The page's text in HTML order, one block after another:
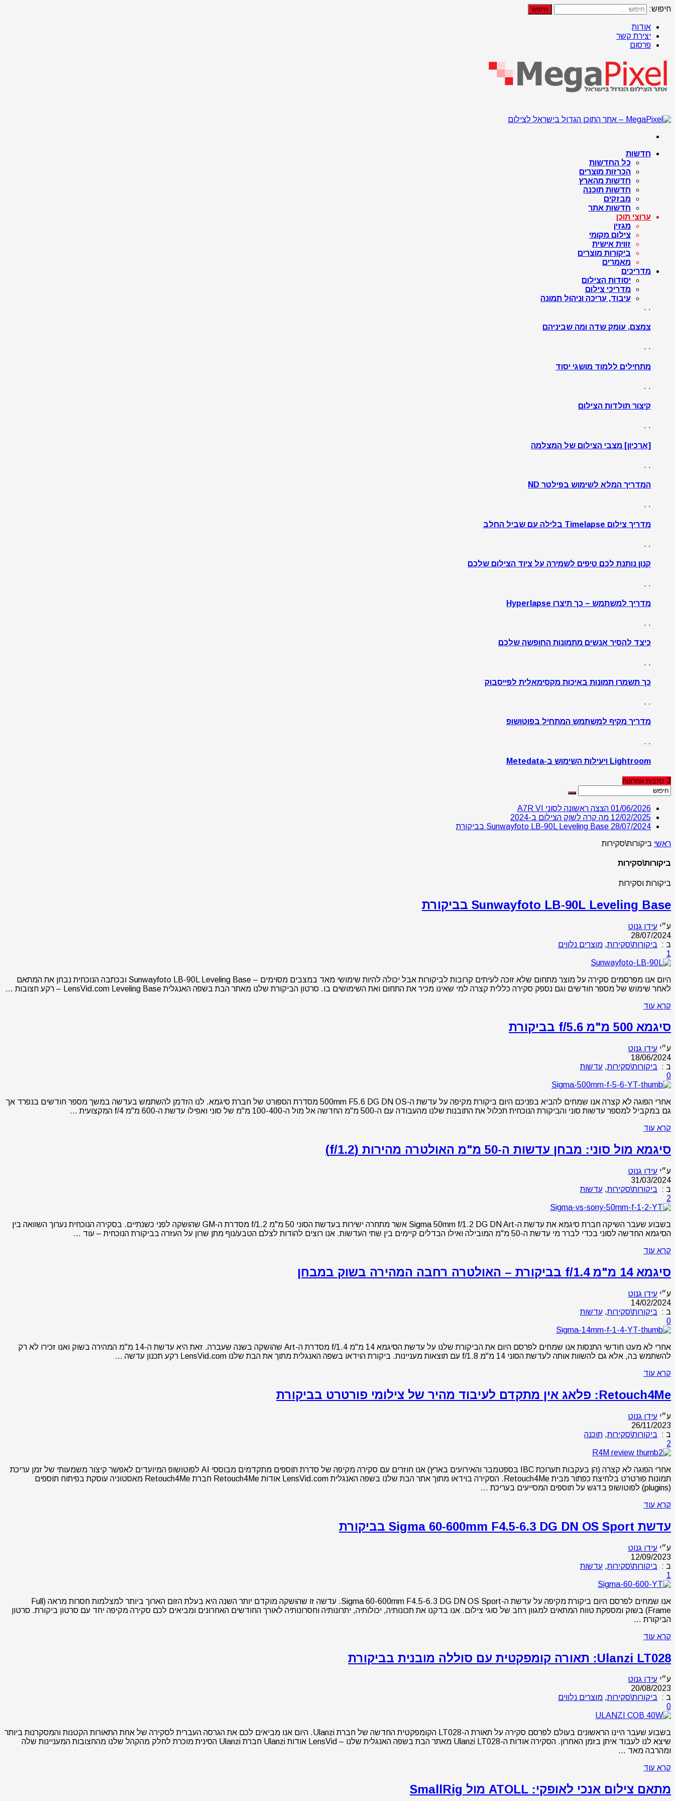
חיפוש:
אודות
יצירת קשר
פרסום
חדשות
כל החדשות
הכרזות מוצרים
חדשות מהארץ
חדשות תוכנה
מבזקים
חדשות אתר
ערוצי תוכן
מגזין
צילום מקומי
זווית אישית
ביקורות מוצרים
מאמרים
מדריכים
יסודות הצילום
מדריכי צילום
עיבוד, עריכה וניהול תמונה
. .
צמצם, עומק שדה ומה שביניהם
. .
מתחילים ללמוד מושגי יסוד
. .
קיצור תולדות הצילום
. .
[ארכיון] מצבי הצילום של המצלמה
. .
המדריך המלא לשימוש בפילטר ND
. .
מדריך צילום Timelapse בלילה עם שביל החלב
. .
קנון נותנת לכם טיפים לשמירה על ציוד הצילום שלכם
. .
מדריך למשתמש – כך תיצרו Hyperlapse
. .
כיצד להסיר אנשים מתמונות החופשה שלכם
. .
כך תשמרו תמונות באיכות מקסימאלית לפייסבוק
. .
מדריך מקיף למשתמש המתחיל בפוטושופ
. .
Lightroom ויעילות השימוש ב-Metedata
3 כתבות אחרונות
01/06/2026 הצצה ראשונה לסוני A7R VI
12/02/2025 מה קרה לשוק הצילום ב-2024
28/07/2024 Sunwayfoto LB-90L Leveling Base בביקורת
ראשי ביקורות\סקירות
ביקורות\סקירות
ביקורות וסקירות
Sunwayfoto LB-90L Leveling Base בביקורת
ע״י עידו גנוט
28/07/2024
ב : ביקורות\סקירות, מוצרים נלווים
1
היום אנו מפרסמים סקירה על מוצר מתחום שלא זוכה לעיתים קרובות לביקורות אבל יכולה להיות שימושי מאד במצבים מסוימים – Sunwayfoto LB-90L Leveling Base ובכתבה הנוכחית נבחן את המתאם
לאחר שימוש של מספר חודשים וגם נספק סקירה כללית קצרה למי שאינו מכיר את התחום ואת השימושים בו. סרטון הביקורת שלנו מאתר הבת בשפה האנגלית LensVid.com Leveling Base – רקע חצובות …
קרא עוד
סיגמא 500 מ"מ f/5.6 בביקורת
ע״י עידו גנוט
18/06/2024
ב : ביקורות\סקירות, עדשות
0
אחרי הפוגה לא קצרה אנו שמחים להביא בפניכם היום ביקורת מקיפה על עדשת ה-500mm F5.6 DG DN OS מסדרת הספורט של חברת סיגמא. לנו הזדמן להשתמש בעדשה במשך מספר חודשים בנפרד אך
גם במקביל למספר עדשות סוני והביקורת הנוכחית תכלול את התובנות שלנו מהעבודה עם ה-500 מ"מ החדשה אל מול ה-100-400 מ"מ של סוני ואפילו עדשת ה-600 מ"מ f/4 המקצועית …
קרא עוד
סיגמא מול סוני: מבחן עדשות ה-50 מ"מ האולטרה מהירות (f/1.2)
ע״י עידו גנוט
31/03/2024
ב : ביקורות\סקירות, עדשות
2
בשבוע שעבר השיקה חברת סיגמא את עדשת ה-Sigma 50mm f/1.2 DG DN Art אשר מתחרה ישירות בעדשת הסוני 50 מ"מ f/1.2 מסדרת ה-GM שהושקה לפני כשנתיים. בסקירה הנוכחית נערוך השוואה בין
הסיגמא החדשה לסוני בכדי לברר מי עדשת ה-50 מ"מ המובילה ואילו הבדלים קיימים בין שתי העדשות. אנו רוצים להודות לצלם הטבע/נוף מתן שרון על העזרה בביקורת הנוכחית – עוד …
קרא עוד
סיגמא 14 מ"מ f/1.4 בביקורת – האולטרה רחבה המהירה בשוק במבחן
ע״י עידו גנוט
14/02/2024
ב : ביקורות\סקירות, עדשות
0
אחרי לא מעט חודשי התנסות אנו שמחים לפרסם היום את הביקורת שלנו על עדשת הסיגמא 14 מ"מ f/1.4 מסדרת ה-Art שהושקה בשנה שעברה. זאת היא עדשת ה-14 מ"מ המהירה בשוק ואנו זכירו לא רק
להשתמש בה, אלא גם להשוות אותה לעדשת הסוני 14 מ"מ f/1.8 עם תוצאות מעניינות. ביקורת הוידאו בשפה האנגלית מתוך את הבת שלנו LensVid.com רקע תכנון עדשה …
קרא עוד
Retouch4Me: פלאג אין מתקדם לעיבוד מהיר של צילומי פורטרט בביקורת
ע״י עידו גנוט
26/11/2023
ב : ביקורות\סקירות, תוכנה
2
אחרי הפוגה לא קצרה (הן בעקבות תערוכת IBC בספטמבר והאירועים בארץ) אנו חוזרים עם סקירה מקיפה של סדרת תוספים מתקדמים מבוססי AI לפוטושופ המיועדים לאפשר קיצור משמעותי של זמן עריכת
תמונות פורטרט בלחיצת כפתור מבית Retouch4Me. הסקירה בוידאו מתוך אתר הבת שלנו בשפה האנגלית LensVid.com אודות Retouch4Me חברת Retouch4Me מאסטוניה עוסקת בפיתוח תוספים
(plugins) לפוטושופ בדגש על תוספים המסייעים בעריכת …
קרא עוד
עדשת Sigma 60-600mm F4.5-6.3 DG DN OS Sport בביקורת
ע״י עידו גנוט
12/09/2023
ב : ביקורות\סקירות, עדשות
1
אנו שמחים לפרסם היום ביקורת מקיפה על עדשת ה-Sigma 60-600mm F4.5-6.3 DG DN OS Sport. עדשה זו שהושקה מוקדם יותר השנה היא בעלת הזום הארוך ביותר למצלמות חסרות מראה (Full
Frame) בשוק ומספקת טווח המתאים למגוון רחב של סוגי צילום. אנו בדקנו את תכונותיה, יכולותיה, יתרונותיה וחסרונותיה לאורך החודשים האחרונים ומביאים לכם סקירה מקיפה יחד עם סרטון ביקורת. סרטון
הביקורת …
קרא עוד
Ulanzi LT028: תאורה קומפקטית עם סוללה מובנית בביקורת
ע״י עידו גנוט
20/08/2023
ב : ביקורות\סקירות, מוצרים נלווים
0
בשבוע שעבר היינו הראשונים בעולם לפרסם סקירה על תאורת ה-LT028 הקומפקטית החדשה של חברת Ulanzi. היום אנו מביאים לכם את הגרסה העברית לסקירה של אחת התאורות הקטנות והמסקרנות ביותר
שיצא לנו לעבוד איתן בזמן האחרון. הסקירה אודות ה-Ulanzi LT028 מאתר הבת בשפה האנגלית שלנו – LensVid אודות Ulanzi חברת Ulanzi הסינית מוכרת לחלק מהקהל שלנו מהחצובות המעניינות שלה
ומהרבה מאד …
קרא עוד
מתאם צילום אנכי לאופקי: ATOLL מול SmallRig